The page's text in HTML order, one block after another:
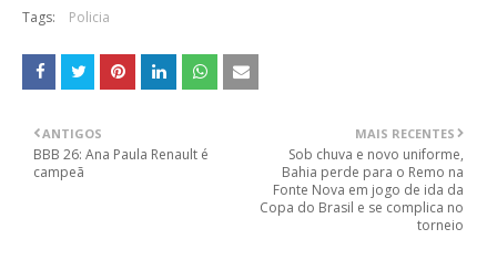
Tags: Policia
MAIS RECENTES
Sob chuva e novo uniforme,
Bahia perde para o Remo na
Fonte Nova em jogo de ida da
Copa do Brasil e se complica no
torneio
ANTIGOS
BBB 26: Ana Paula Renault é
campeã